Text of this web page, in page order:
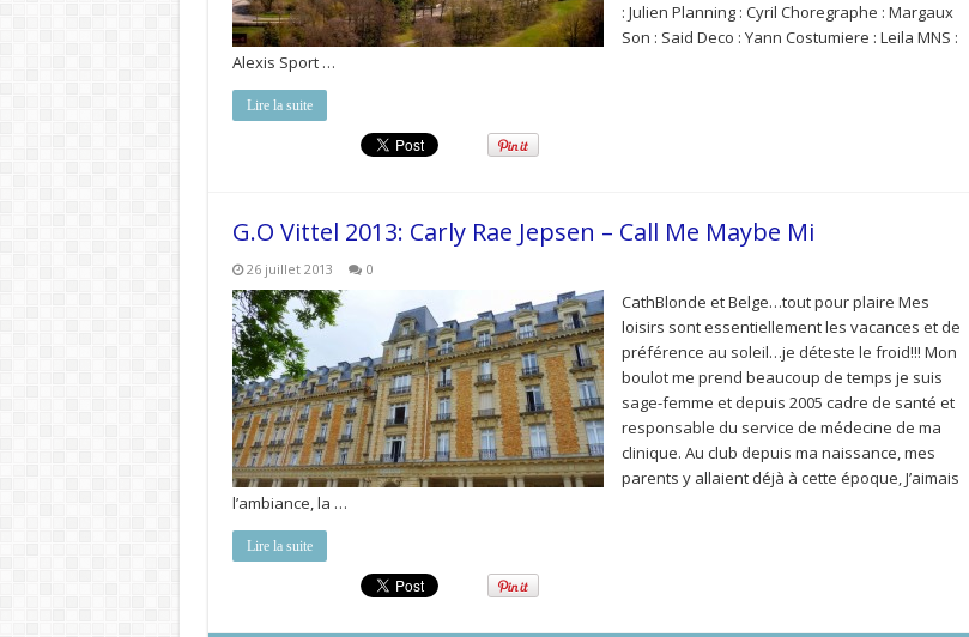
: Julien Planning : Cyril Choregraphe : Margaux
Son : Said Deco : Yann Costumiere : Leila MNS :
Alexis Sport …
Lire la suite
G.O Vittel 2013: Carly Rae Jepsen – Call Me Maybe Mi
26 juillet 2013 0
CathBlonde et Belge…tout pour plaire Mes
loisirs sont essentiellement les vacances et de
préférence au soleil…je déteste le froid!!! Mon
boulot me prend beaucoup de temps je suis
sage-femme et depuis 2005 cadre de santé et
responsable du service de médecine de ma
clinique. Au club depuis ma naissance, mes
parents y allaient déjà à cette époque, J’aimais
l’ambiance, la …
Lire la suite